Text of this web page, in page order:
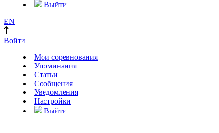
Выйти
EN
Войти
Мои соревнования
Упоминания
Статьи
Сообщения
Уведомления
Настройки
Выйти